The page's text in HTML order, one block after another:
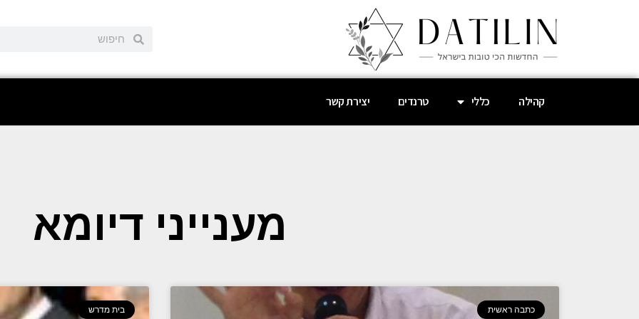
קהילה כללי טרנדים יצירת קשר
מענייני דיומא
כתבה ראשית בית מדרש